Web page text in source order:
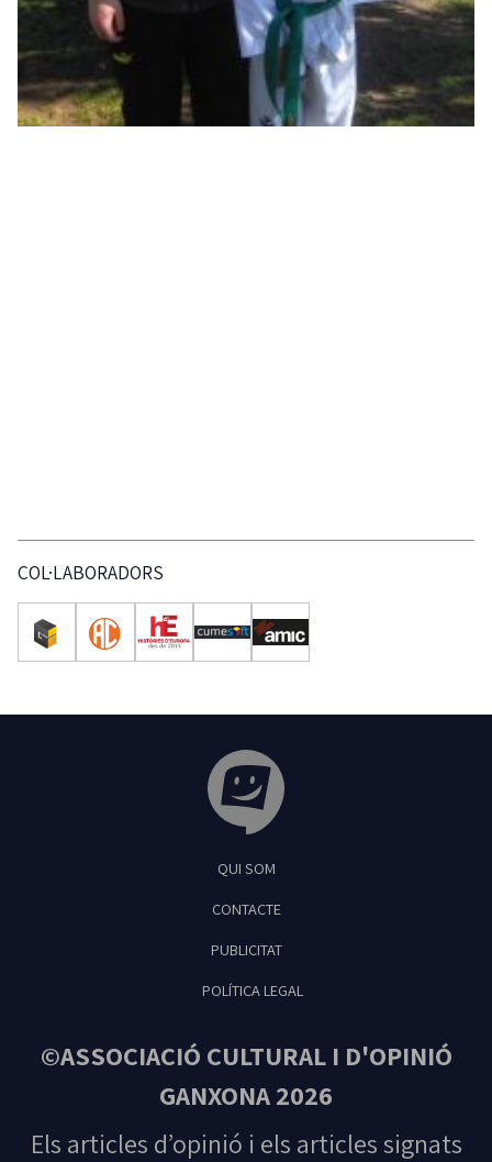
COL·LABORADORS
Feliu de Guíxols
QUI SOM
CONTACTE
PUBLICITAT
POLÍTICA LEGAL
©ASSOCIACIÓ CULTURAL I D'OPINIÓ
GANXONA 2026
Els articles d’opinió i els articles signats